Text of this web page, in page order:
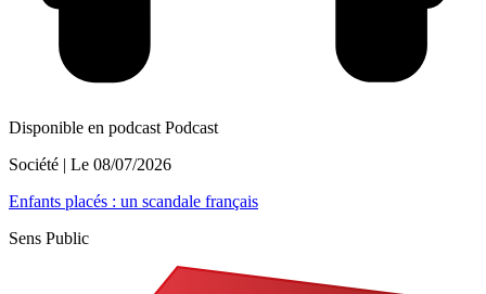
Disponible en podcast Podcast
Société | Le 08/07/2026
Enfants placés : un scandale français
Sens Public